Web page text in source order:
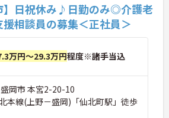
】日祝休み♪日勤のみ◎介護老
相談員の募集＜正社員＞
万円～29.3万円程度※諸手当込
岡市 本宮2-20-10
本線(上野－盛岡)「仙北町駅」徒歩